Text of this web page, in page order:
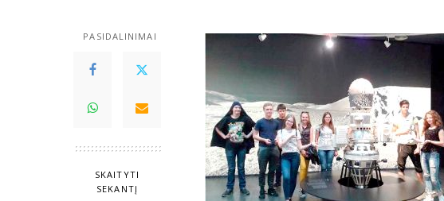
PASIDALINIMAI
SKAITYTI
SEKANTĮ